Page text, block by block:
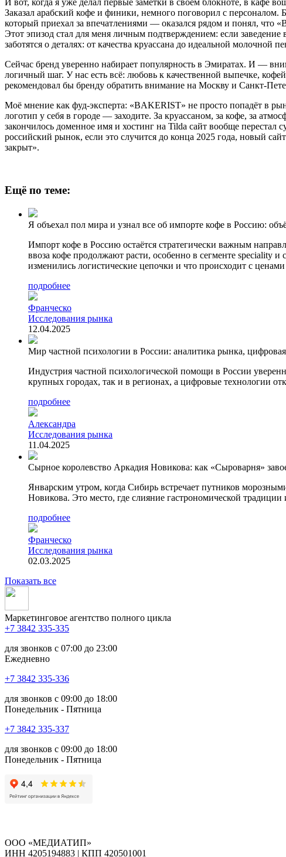
И вот, когда я уже делал первые заметки в своём блокноте, в кафе
Заказал арабский кофе и финики, немного поговорил с
который приехал за впечатлениями — оказался рядом и понял, что
Этот эпизод стал для меня личным подтверждением: если
заботятся о деталях: от качества круассана до идеальной
Сейчас бренд уверенно набирает популярность в Эмиратах. И —
логичный шаг. У нас есть всё: любовь к качественной выпечке,
рекомендовал бы бренду обратить внимание на Москву и Санкт-
Моё мнение как фуд-эксперта: «BAKERIST» не просто попадёт в
логотип у себя в городе — заходите. За круассаном, за кофе, за
закончилось доменное имя и хостинг на Tilda сайт вообще
российский рынок, если это случится до конца 2025 года, новый
закрыт».
Ещё по теме:
Я объехал пол мира и узнал все об импорте кофе в Россию:
Импорт кофе в Россию остаётся стратегически важным
ввоза кофе продолжают расти, особенно в сегменте speciality
изменились логистические цепочки и что происходит с
подробнее
Франческо
Исследования рынка
12.04.2025
Мир частной психологии в России: аналитика рынка, цифровая
Индустрия частной психологической помощи в России
крупных городах, так и в регионах, а цифровые технологии
подробнее
Александра
Исследования рынка
11.04.2025
Сырное королевство Аркадия Новикова: как «Сыроварня»
Январским утром, когда Сибирь встречает путников
Новикова. Это место, где слияние гастрономической
подробнее
Франческо
Исследования рынка
02.03.2025
Показать все
Маркетинговое агентство полного цикла
+7 3842 335‑335
для звонков с 07:00 до 23:00
Ежедневно
+7 3842 335‑336
для звонков с 09:00 до 18:00
Понедельник - Пятница
+7 3842 335‑337
для звонков с 09:00 до 18:00
Понедельник - Пятница
ООО «МЕДИАТИП»
ИНН 4205194883 | КПП 420501001